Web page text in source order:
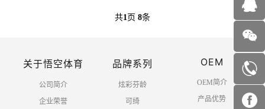
共1页 8条
关于悟空体育
公司简介
企业荣誉
品牌系列
炫彩芬龄
可绮
OEM
OEM简介
产品优势